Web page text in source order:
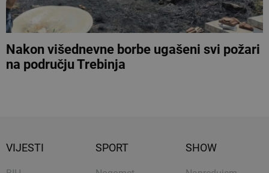
Nakon višednevne borbe ugašeni svi požari
na području Trebinja
VIJESTI SPORT SHOW